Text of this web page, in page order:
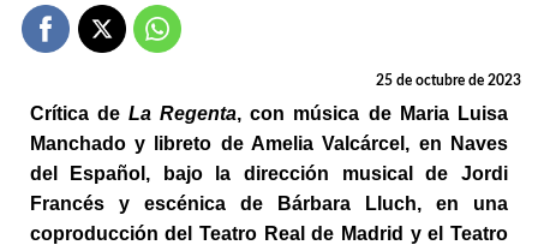
25 de octubre de 2023
Crítica de La Regenta, con música de Maria Luisa
Manchado y libreto de Amelia Valcárcel, en Naves
del Español, bajo la dirección musical de Jordi
Francés y escénica de Bárbara Lluch, en una
coproducción del Teatro Real de Madrid y el Teatro